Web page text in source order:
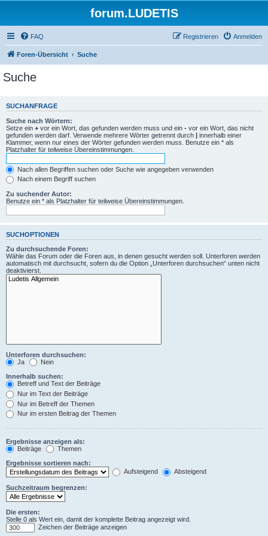
forum.LUDETIS
FAQ Anmelden
Registrieren
Foren-Übersicht Suche
Suche
SUCHANFRAGE
Suche nach Wörtern:
Setze ein + vor ein Wort, das gefunden werden muss und ein - vor ein Wort, das nicht
gefunden werden darf. Verwende mehrere Wörter getrennt durch | innerhalb einer
Klammer, wenn nur eines der Wörter gefunden werden muss. Benutze ein * als
Platzhalter für teilweise Übereinstimmungen.
Nach allen Begriffen suchen oder Suche wie angegeben verwenden
Nach einem Begriff suchen
Zu suchender Autor:
Benutze ein * als Platzhalter für teilweise Übereinstimmungen.
SUCHOPTIONEN
Zu durchsuchende Foren:
Wähle das Forum oder die Foren aus, in denen gesucht werden soll. Unterforen werden
automatisch mit durchsucht, sofern du die Option „Unterforen durchsuchen“ unten nicht
deaktivierst.
Unterforen durchsuchen:
Ja
Nein
Innerhalb suchen:
Betreff und Text der Beiträge
Nur im Text der Beiträge
Nur im Betreff der Themen
Nur im ersten Beitrag der Themen
Ergebnisse anzeigen als:
Beiträge
Themen
Ergebnisse sortieren nach:
Aufsteigend
Absteigend
Suchzeitraum begrenzen:
Die ersten:
Stelle 0 als Wert ein, damit der komplette Beitrag angezeigt wird.
Zeichen der Beiträge anzeigen